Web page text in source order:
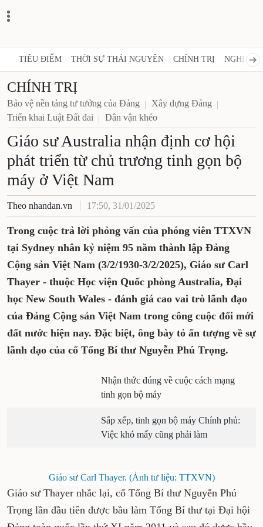
TIÊU ĐIỂM THỜI SỰ THÁI NGUYÊN CHÍNH TRỊ NGHỊ
CHÍNH TRỊ
Bảo vệ nền tảng tư tưởng của Đảng
Xây dựng Đảng
Triển khai Luật Đất đai
Dân vận khéo
Giáo sư Australia nhận định cơ hội
phát triển từ chủ trương tinh gọn bộ
máy ở Việt Nam
Theo nhandan.vn 17:50, 31/01/2025
Trong cuộc trả lời phỏng vấn của phóng viên TTXVN
tại Sydney nhân kỷ niệm 95 năm thành lập Đảng
Cộng sản Việt Nam (3/2/1930-3/2/2025), Giáo sư Carl
Thayer - thuộc Học viện Quốc phòng Australia, Đại
học New South Wales - đánh giá cao vai trò lãnh đạo
của Đảng Cộng sản Việt Nam trong công cuộc đổi mới
đất nước hiện nay. Đặc biệt, ông bày tỏ ấn tượng về sự
lãnh đạo của cố Tổng Bí thư Nguyễn Phú Trọng.
Nhận thức đúng về cuộc cách mạng
tinh gọn bộ máy
Sắp xếp, tinh gọn bộ máy Chính phủ:
Việc khó mấy cũng phải làm
Giáo sư Carl Thayer. (Ảnh tư liệu: TTXVN)
Giáo sư Thayer nhắc lại, cố Tổng Bí thư Nguyễn Phú
Trọng lần đầu tiên được bầu làm Tổng Bí thư tại Đại hội